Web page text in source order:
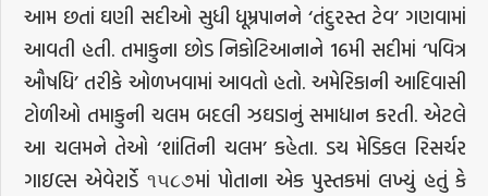
આમ છતાં ઘણી સદીઓ સુધી ધૂમ્રપાનને ‘તંદુરસ્ત ટેવ’ ગણવામાં
આવતી હતી. તમાકુના છોડ નિકોટિઆનાને 16મી સદીમાં ‘પવિત્ર
ઔષધિ’ તરીકે ઓળખવામાં આવતો હતો. અમેરિકાની આદિવાસી
ટોળીઓ તમાકુની ચલમ બદલી ઝઘડાનું સમાધાન કરતી. એટલે
આ ચલમને તેઓ ‘શાંતિની ચલમ’ કહેતા. ડચ મેડિકલ રિસર્ચર
ગાઇલ્સ એવેરાર્ડે ૧૫૮૭માં પોતાના એક પુસ્તકમાં લખ્યું હતું કે